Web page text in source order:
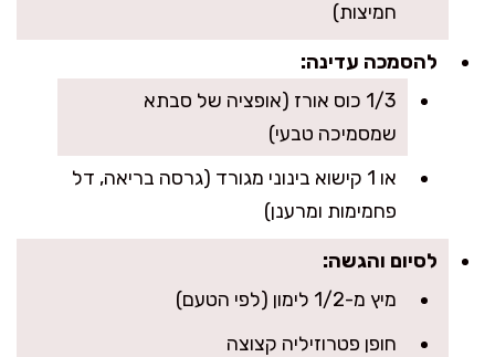
חמיצות)
להסמכה עדינה:
1/3 כוס אורז (אופציה של סבתא
שמסמיכה טבעי)
או 1 קישוא בינוני מגורד (גרסה בריאה, דל
פחמימות ומרענן)
לסיום והגשה:
מיץ מ-1/2 לימון (לפי הטעם)
חופן פטרוזיליה קצוצה